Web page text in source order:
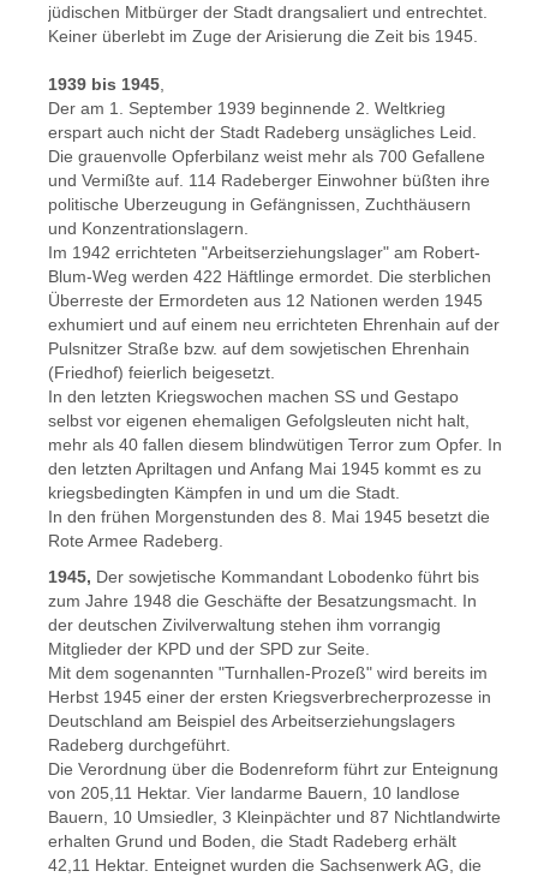
jüdischen Mitbürger der Stadt drangsaliert und entrechtet.
Keiner überlebt im Zuge der Arisierung die Zeit bis 1945.
1939 bis 1945
Der am 1. September 1939 beginnende 2. Weltkrieg
erspart auch nicht der Stadt Radeberg unsägliches Leid.
Die grauenvolle Opferbilanz weist mehr als 700 Gefallene
und Vermißte auf. 114 Radeberger Einwohner büßten ihre
politische Uberzeugung in Gefängnissen, Zuchthäusern
und Konzentrationslagern.
Im 1942 errichteten "Arbeitserziehungslager" am Robert-
Blum-Weg werden 422 Häftlinge ermordet. Die sterblichen
Überreste der Ermordeten aus 12 Nationen werden 1945
exhumiert und auf einem neu errichteten Ehrenhain auf der
Pulsnitzer Straße bzw. auf dem sowjetischen Ehrenhain
(Friedhof) feierlich beigesetzt.
In den letzten Kriegswochen machen SS und Gestapo
selbst vor eigenen ehemaligen Gefolgsleuten nicht halt,
mehr als 40 fallen diesem blindwütigen Terror zum Opfer. In
den letzten Apriltagen und Anfang Mai 1945 kommt es zu
kriegsbedingten Kämpfen in und um die Stadt.
In den frühen Morgenstunden des 8. Mai 1945 besetzt die
Rote Armee Radeberg.
1945, Der sowjetische Kommandant Lobodenko führt bis
zum Jahre 1948 die Geschäfte der Besatzungsmacht. In
der deutschen Zivilverwaltung stehen ihm vorrangig
Mitglieder der KPD und der SPD zur Seite.
Mit dem sogenannten "Turnhallen-Prozeß" wird bereits im
Herbst 1945 einer der ersten Kriegsverbrecherprozesse in
Deutschland am Beispiel des Arbeitserziehungslagers
Radeberg durchgeführt.
Die Verordnung über die Bodenreform führt zur Enteignung
von 205,11 Hektar. Vier landarme Bauern, 10 landlose
Bauern, 10 Umsiedler, 3 Kleinpächter und 87 Nichtlandwirte
erhalten Grund und Boden, die Stadt Radeberg erhält
42,11 Hektar. Enteignet wurden die Sachsenwerk AG, die